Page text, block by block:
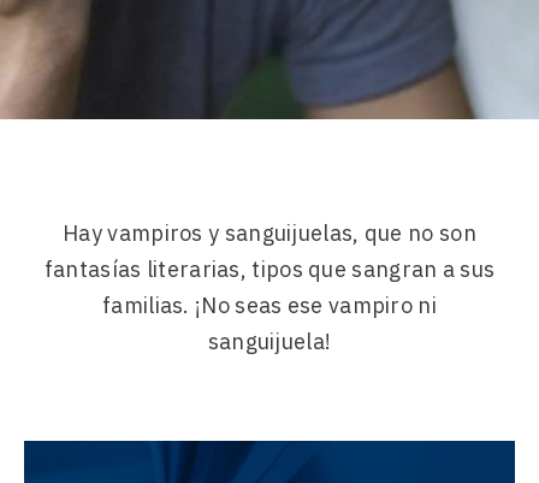
Hay vampiros y sanguijuelas, que no son
fantasías literarias, tipos que sangran a sus
familias. ¡No seas ese vampiro ni
sanguijuela!